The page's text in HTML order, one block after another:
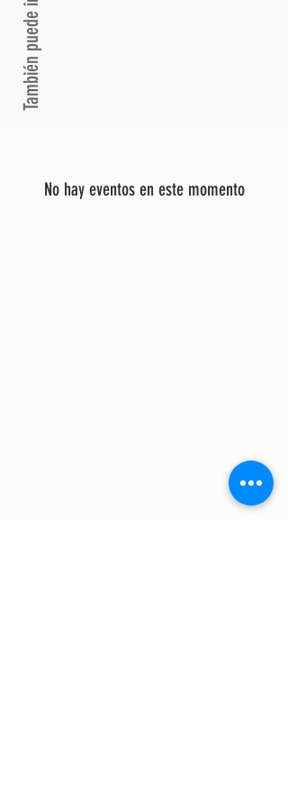
No hay eventos en este momento